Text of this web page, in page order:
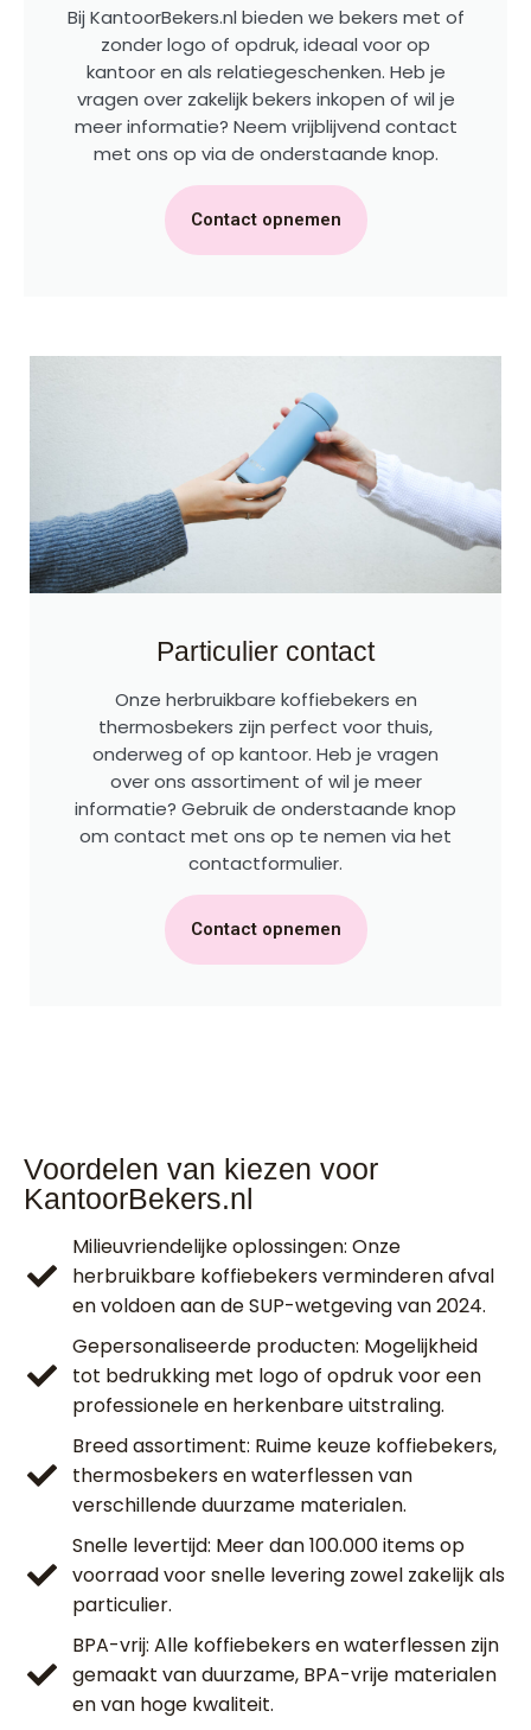
Bij KantoorBekers.nl bieden we bekers met of
zonder logo of opdruk, ideaal voor op
kantoor en als relatiegeschenken. Heb je
vragen over zakelijk bekers inkopen of wil je
meer informatie? Neem vrijblijvend contact
met ons op via de onderstaande knop.
Contact opnemen
Particulier contact
Onze herbruikbare koffiebekers en
thermosbekers zijn perfect voor thuis,
onderweg of op kantoor. Heb je vragen
over ons assortiment of wil je meer
informatie? Gebruik de onderstaande knop
om contact met ons op te nemen via het
contactformulier.
Contact opnemen
Voordelen van kiezen voor
KantoorBekers.nl
Milieuvriendelijke oplossingen: Onze
herbruikbare koffiebekers verminderen afval
en voldoen aan de SUP-wetgeving van 2024.
Gepersonaliseerde producten: Mogelijkheid
tot bedrukking met logo of opdruk voor een
professionele en herkenbare uitstraling.
Breed assortiment: Ruime keuze koffiebekers,
thermosbekers en waterflessen van
verschillende duurzame materialen.
Snelle levertijd: Meer dan 100.000 items op
voorraad voor snelle levering zowel zakelijk als
particulier.
BPA-vrij: Alle koffiebekers en waterflessen zijn
gemaakt van duurzame, BPA-vrije materialen
en van hoge kwaliteit.